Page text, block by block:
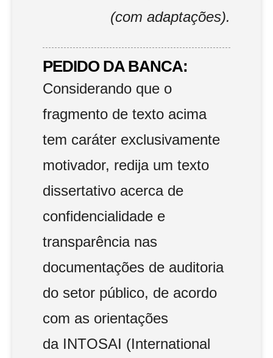
(com adaptações).
PEDIDO DA BANCA:
Considerando que o
fragmento de texto acima
tem caráter exclusivamente
motivador, redija um texto
dissertativo acerca de
confidencialidade e
transparência nas
documentações de auditoria
do setor público, de acordo
com as orientações
da INTOSAI (International